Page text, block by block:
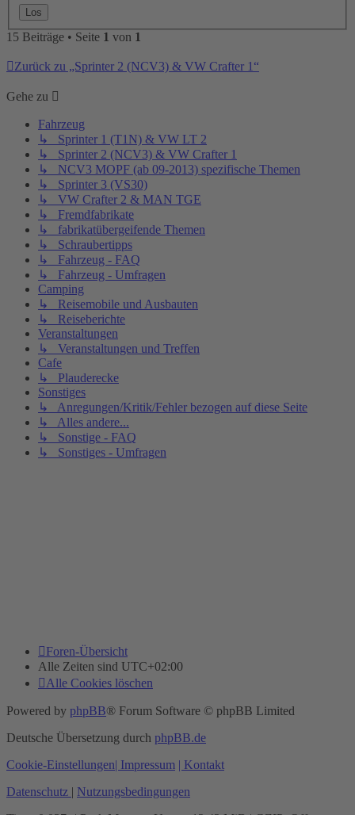
15 Beiträge • Seite 1 von 1
Zurück zu „Sprinter 2 (NCV3) & VW Crafter 1“
Gehe zu
Fahrzeug
↳ Sprinter 1 (T1N) & VW LT 2
↳ Sprinter 2 (NCV3) & VW Crafter 1
↳ NCV3 MOPF (ab 09-2013) spezifische Themen
↳ Sprinter 3 (VS30)
↳ VW Crafter 2 & MAN TGE
↳ Fremdfabrikate
↳ fabrikatübergeifende Themen
↳ Schraubertipps
↳ Fahrzeug - FAQ
↳ Fahrzeug - Umfragen
Camping
↳ Reisemobile und Ausbauten
↳ Reiseberichte
Veranstaltungen
↳ Veranstaltungen und Treffen
Cafe
↳ Plauderecke
Sonstiges
↳ Anregungen/Kritik/Fehler bezogen auf diese Seite
↳ Alles andere...
↳ Sonstige - FAQ
↳ Sonstiges - Umfragen
Foren-Übersicht
Alle Zeiten sind UTC+02:00
Alle Cookies löschen
Powered by phpBB® Forum Software © phpBB Limited
Deutsche Übersetzung durch phpBB.de
Cookie-Einstellungen| Impressum | Kontakt
Datenschutz | Nutzungsbedingungen